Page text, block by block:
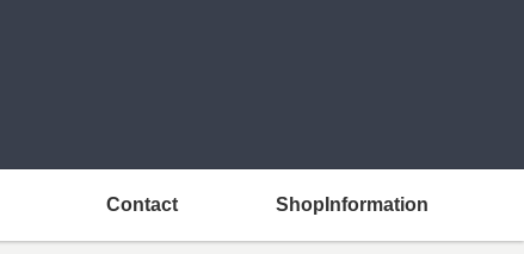
Contact ShopInformation